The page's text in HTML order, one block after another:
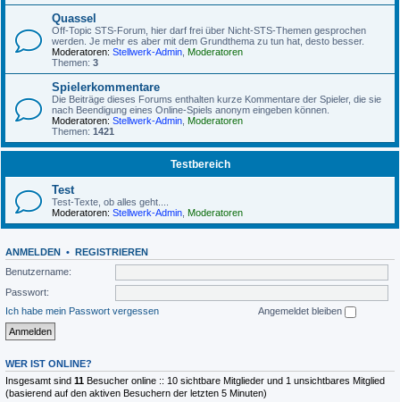
Quassel
Off-Topic STS-Forum, hier darf frei über Nicht-STS-Themen gesprochen
werden. Je mehr es aber mit dem Grundthema zu tun hat, desto besser.
Moderatoren: Stellwerk-Admin Moderatoren
Themen: 3
Spielerkommentare
Die Beiträge dieses Forums enthalten kurze Kommentare der Spieler, die sie
nach Beendigung eines Online-Spiels anonym eingeben können.
Moderatoren: Stellwerk-Admin Moderatoren
Themen: 1421
Testbereich
Test
Test-Texte, ob alles geht....
Moderatoren: Stellwerk-Admin Moderatoren
ANMELDEN • REGISTRIEREN
Benutzername:
Passwort:
Ich habe mein Passwort vergessen
Angemeldet bleiben
WER IST ONLINE?
Insgesamt sind 11 Besucher online :: 10 sichtbare Mitglieder und 1 unsichtbares Mitglied
(basierend auf den aktiven Besuchern der letzten 5 Minuten)